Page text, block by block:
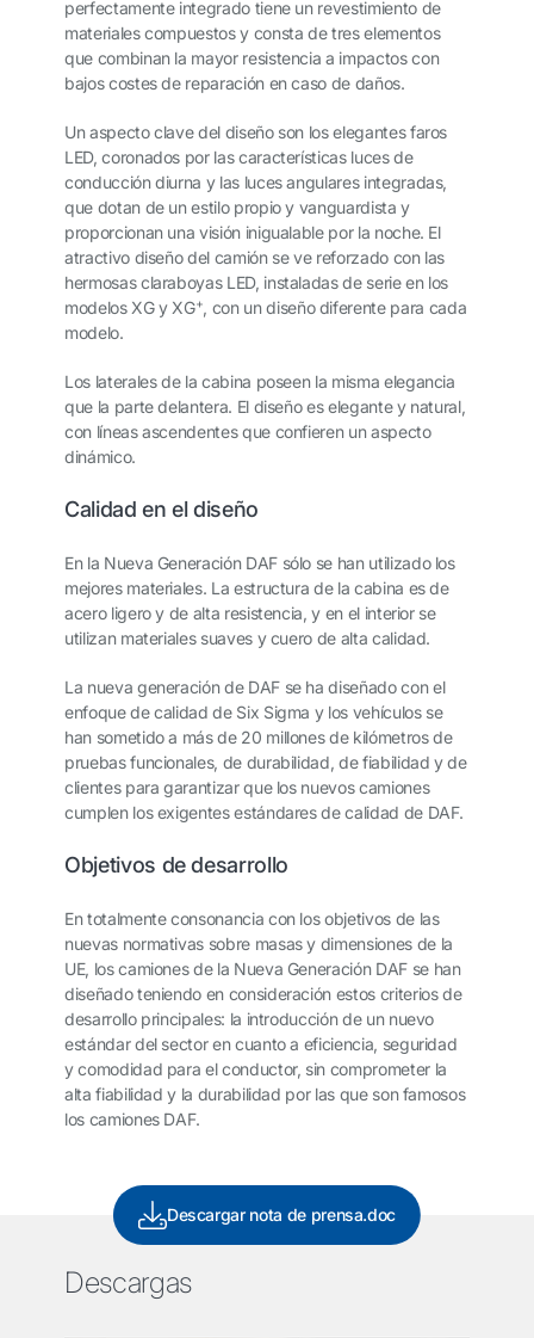
perfectamente integrado tiene un revestimiento de
materiales compuestos y consta de tres elementos
que combinan la mayor resistencia a impactos con
bajos costes de reparación en caso de daños.
Un aspecto clave del diseño son los elegantes faros
LED, coronados por las características luces de
conducción diurna y las luces angulares integradas,
que dotan de un estilo propio y vanguardista y
proporcionan una visión inigualable por la noche. El
atractivo diseño del camión se ve reforzado con las
hermosas claraboyas LED, instaladas de serie en los
modelos XG y XG+, con un diseño diferente para cada
modelo.
Los laterales de la cabina poseen la misma elegancia
que la parte delantera. El diseño es elegante y natural,
con líneas ascendentes que confieren un aspecto
dinámico.
Calidad en el diseño
En la Nueva Generación DAF sólo se han utilizado los
mejores materiales. La estructura de la cabina es de
acero ligero y de alta resistencia, y en el interior se
utilizan materiales suaves y cuero de alta calidad.
La nueva generación de DAF se ha diseñado con el
enfoque de calidad de Six Sigma y los vehículos se
han sometido a más de 20 millones de kilómetros de
pruebas funcionales, de durabilidad, de fiabilidad y de
clientes para garantizar que los nuevos camiones
cumplen los exigentes estándares de calidad de DAF.
Objetivos de desarrollo
En totalmente consonancia con los objetivos de las
nuevas normativas sobre masas y dimensiones de la
UE, los camiones de la Nueva Generación DAF se han
diseñado teniendo en consideración estos criterios de
desarrollo principales: la introducción de un nuevo
estándar del sector en cuanto a eficiencia, seguridad
y comodidad para el conductor, sin comprometer la
alta fiabilidad y la durabilidad por las que son famosos
los camiones DAF.
Descargar nota de prensa.doc
Descargas